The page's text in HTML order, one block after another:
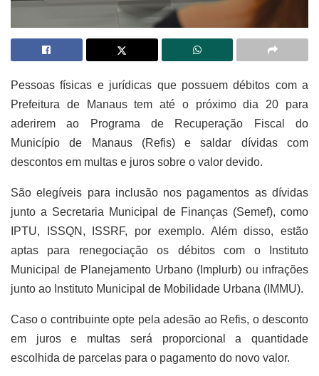
Pessoas físicas e jurídicas que possuem débitos com a
Prefeitura de Manaus tem até o próximo dia 20 para
aderirem ao Programa de Recuperação Fiscal do
Município de Manaus (Refis) e saldar dívidas com
descontos em multas e juros sobre o valor devido.
São elegíveis para inclusão nos pagamentos as dívidas
junto a Secretaria Municipal de Finanças (Semef), como
IPTU, ISSQN, ISSRF, por exemplo. Além disso, estão
aptas para renegociação os débitos com o Instituto
Municipal de Planejamento Urbano (Implurb) ou infrações
junto ao Instituto Municipal de Mobilidade Urbana (IMMU).
Caso o contribuinte opte pela adesão ao Refis, o desconto
em juros e multas será proporcional a quantidade
escolhida de parcelas para o pagamento do novo valor.